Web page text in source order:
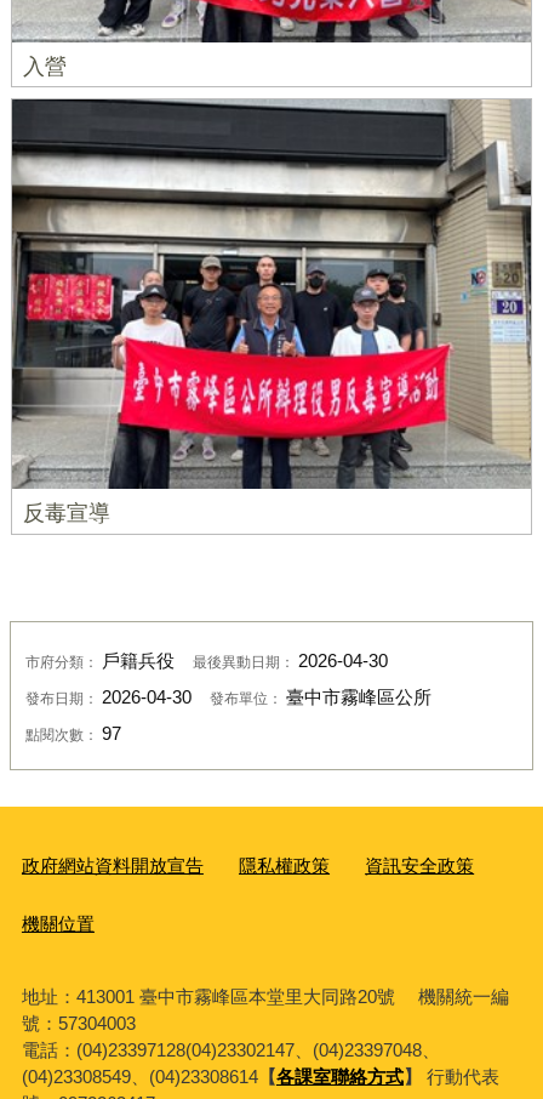
入營
反毒宣導
市府分類： 戶籍兵役 最後異動日期： 2026-04-30
發布日期： 2026-04-30 發布單位： 臺中市霧峰區公所
點閱次數： 97
政府網站資料開放宣告 隱私權政策 資訊安全政策
機關位置
地址：413001 臺中市霧峰區本堂里大同路20號 機關統一編
號：57304003
電話：(04)23397128(04)23302147、(04)23397048、
(04)23308549、(04)23308614【各課室聯絡方式】
行動代表